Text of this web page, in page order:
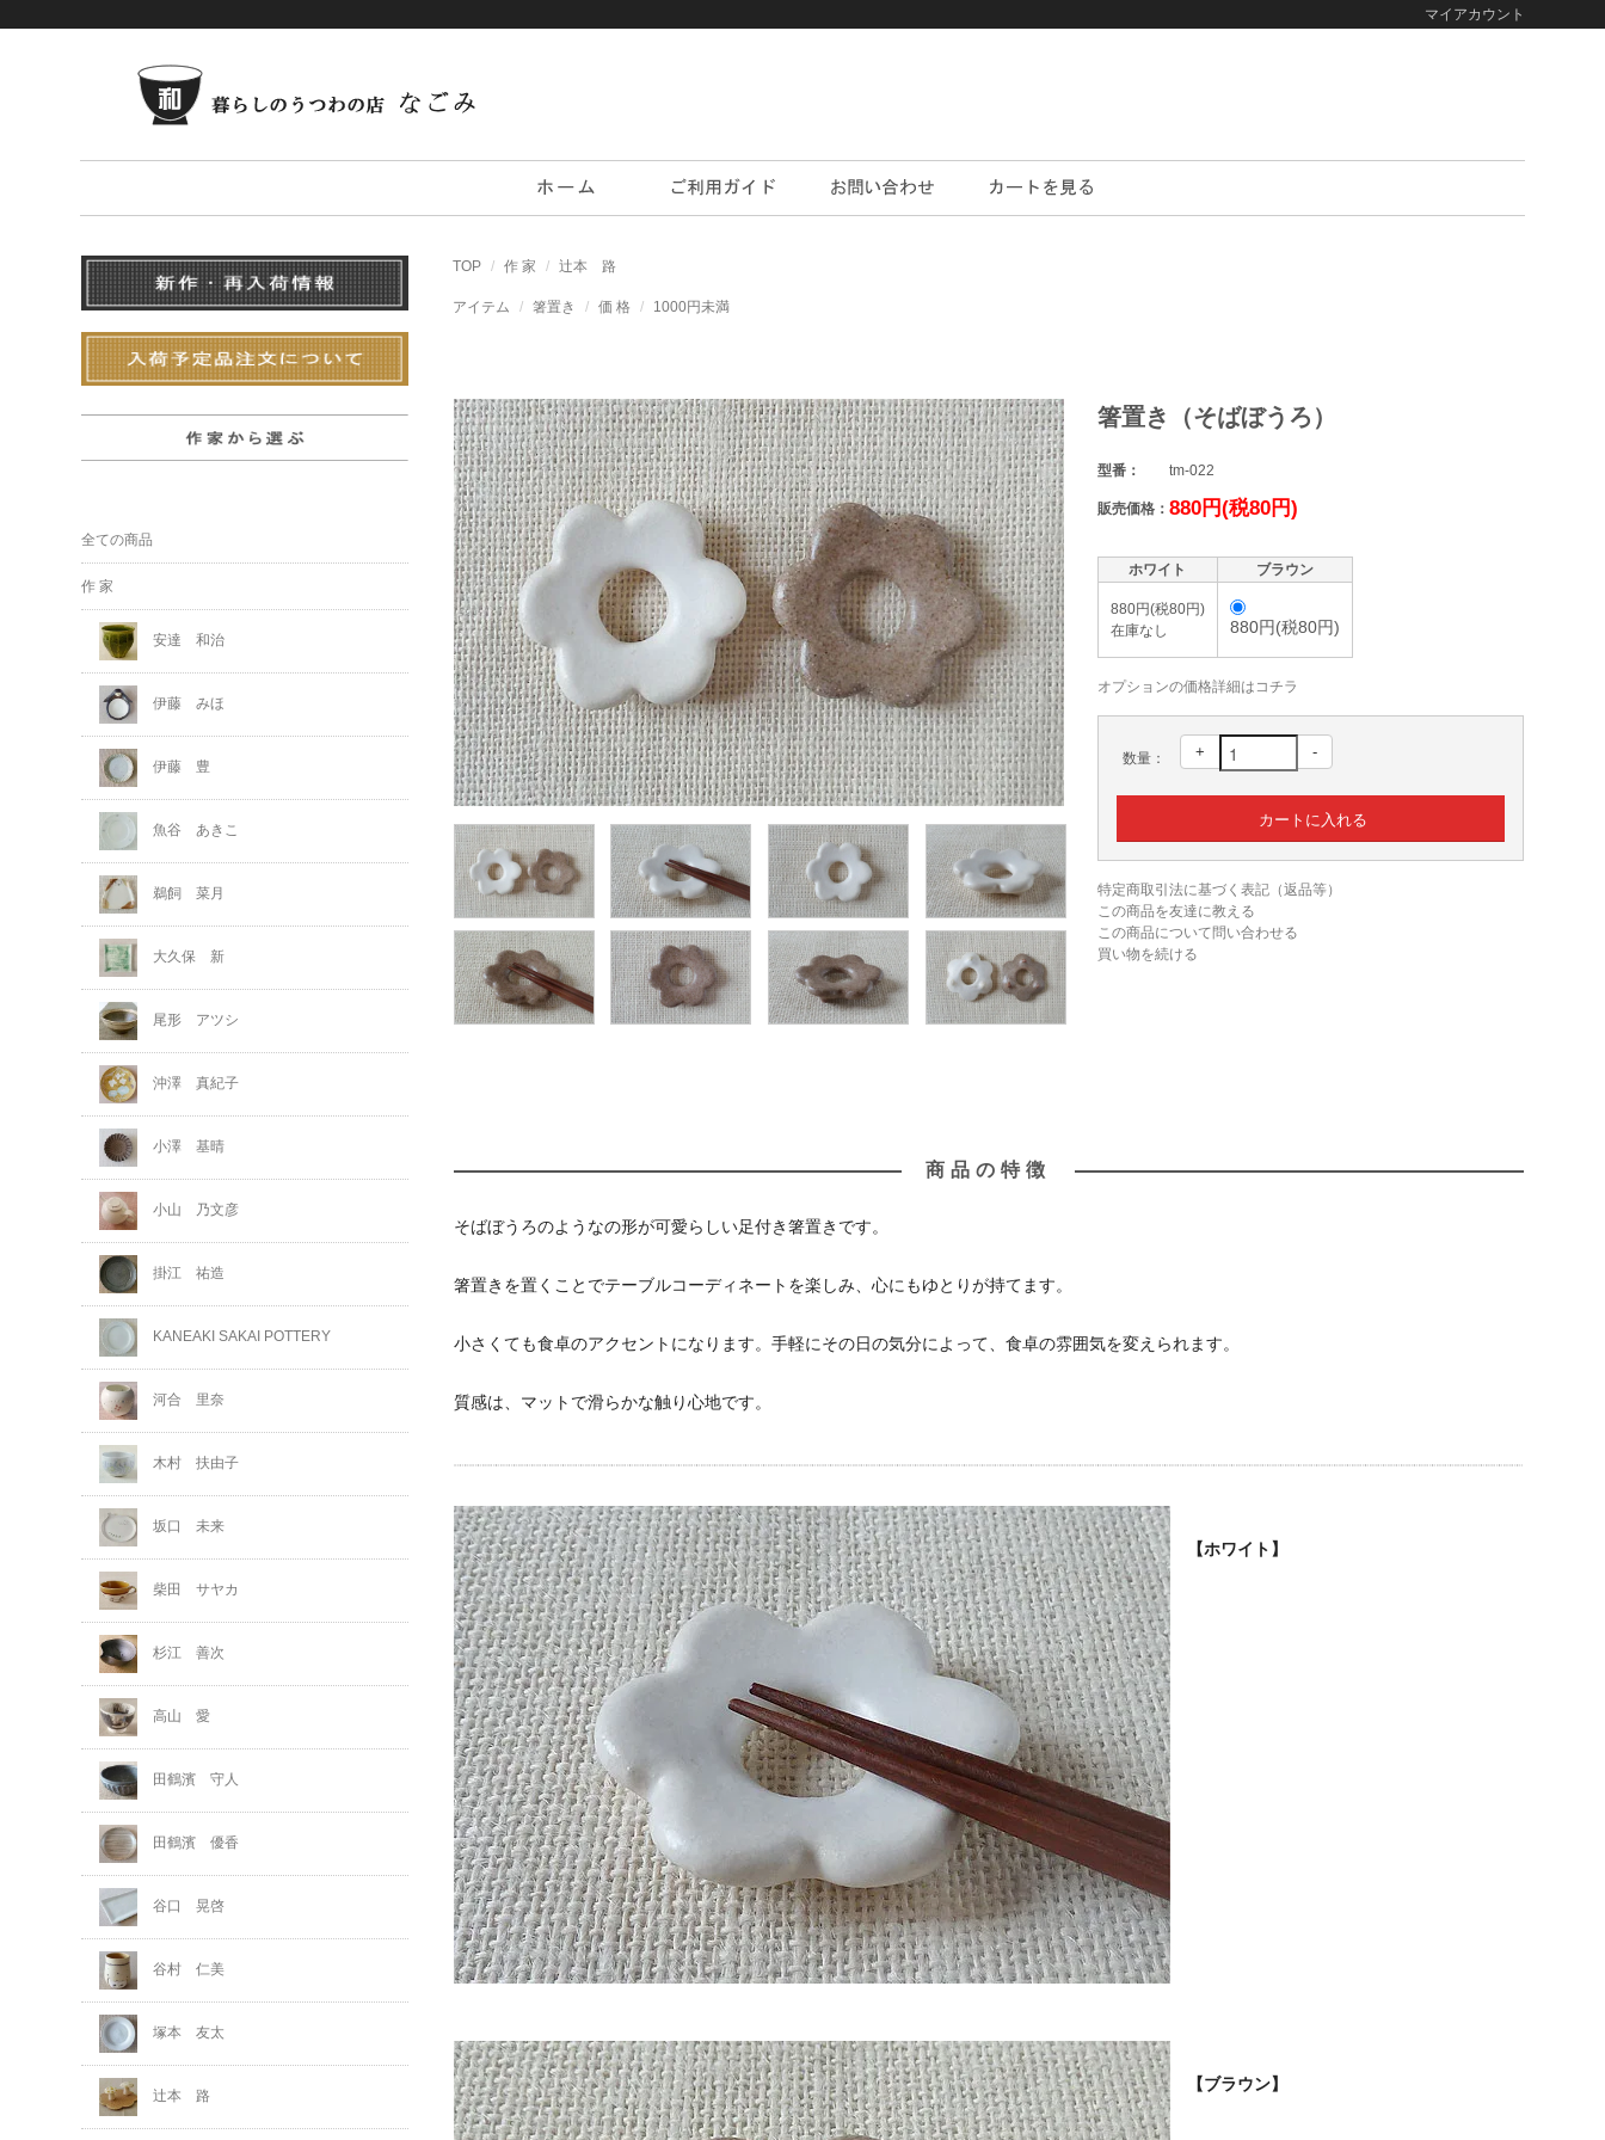
マイアカウント
TOP 作 家 辻本 路
アイテム 箸置き 価 格 1000円未満
箸置き（そばぼうろ）
型番： tm-022
販売価格： 880円(税80円)
ホワイト ブラウン
880円(税80円)
在庫なし
880円(税80円)
オプションの価格詳細はコチラ
数量： + -
特定商取引法に基づく表記（返品等）
この商品を友達に教える
この商品について問い合わせる
買い物を続ける
商品の特徴
そばぼうろのようなの形が可愛らしい足付き箸置きです。
箸置きを置くことでテーブルコーディネートを楽しみ、心にもゆとりが持てます。
小さくても食卓のアクセントになります。手軽にその日の気分によって、食卓の雰囲気を変えられます。
質感は、マットで滑らかな触り心地です。
【ホワイト】
【ブラウン】
全ての商品
作 家
安達 和治
伊藤 みほ
伊藤 豊
魚谷 あきこ
鵜飼 菜月
大久保 新
尾形 アツシ
沖澤 真紀子
小澤 基晴
小山 乃文彦
掛江 祐造
KANEAKI SAKAI POTTERY
河合 里奈
木村 扶由子
坂口 未来
柴田 サヤカ
杉江 善次
高山 愛
田鶴濱 守人
田鶴濱 優香
谷口 晃啓
谷村 仁美
塚本 友太
辻本 路